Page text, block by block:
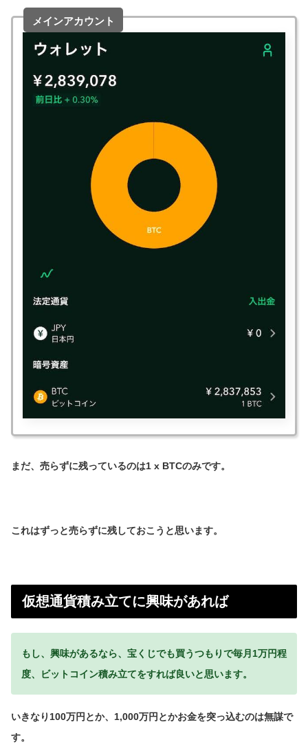
メインアカウント
まだ、売らずに残っているのは1 x BTCのみです。
これはずっと売らずに残しておこうと思います。
仮想通貨積み立てに興味があれば
もし、興味があるなら、宝くじでも買うつもりで毎月1万円程
度、ビットコイン積み立てをすれば良いと思います。
いきなり100万円とか、1,000万円とかお金を突っ込むのは無謀で
す。